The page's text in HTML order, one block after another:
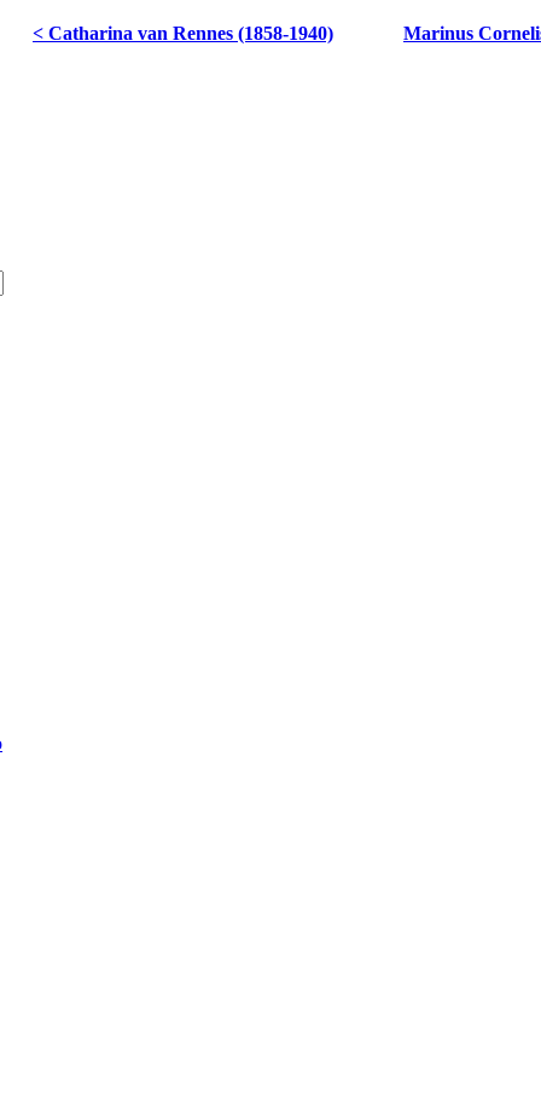
< Catharina van Rennes (1858-1940) Marinus